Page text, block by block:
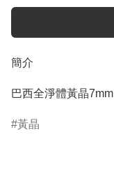
簡介
巴西全淨體黃晶7mm
黃晶